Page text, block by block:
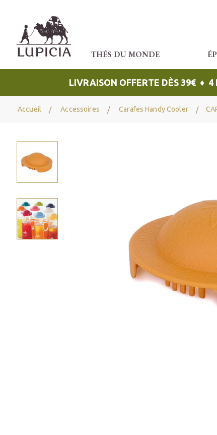
THÉS DU MONDE
LIVRAISON OFFERTE DÈS 39€ ♦
Accueil Accessoires Carafes Handy Cooler